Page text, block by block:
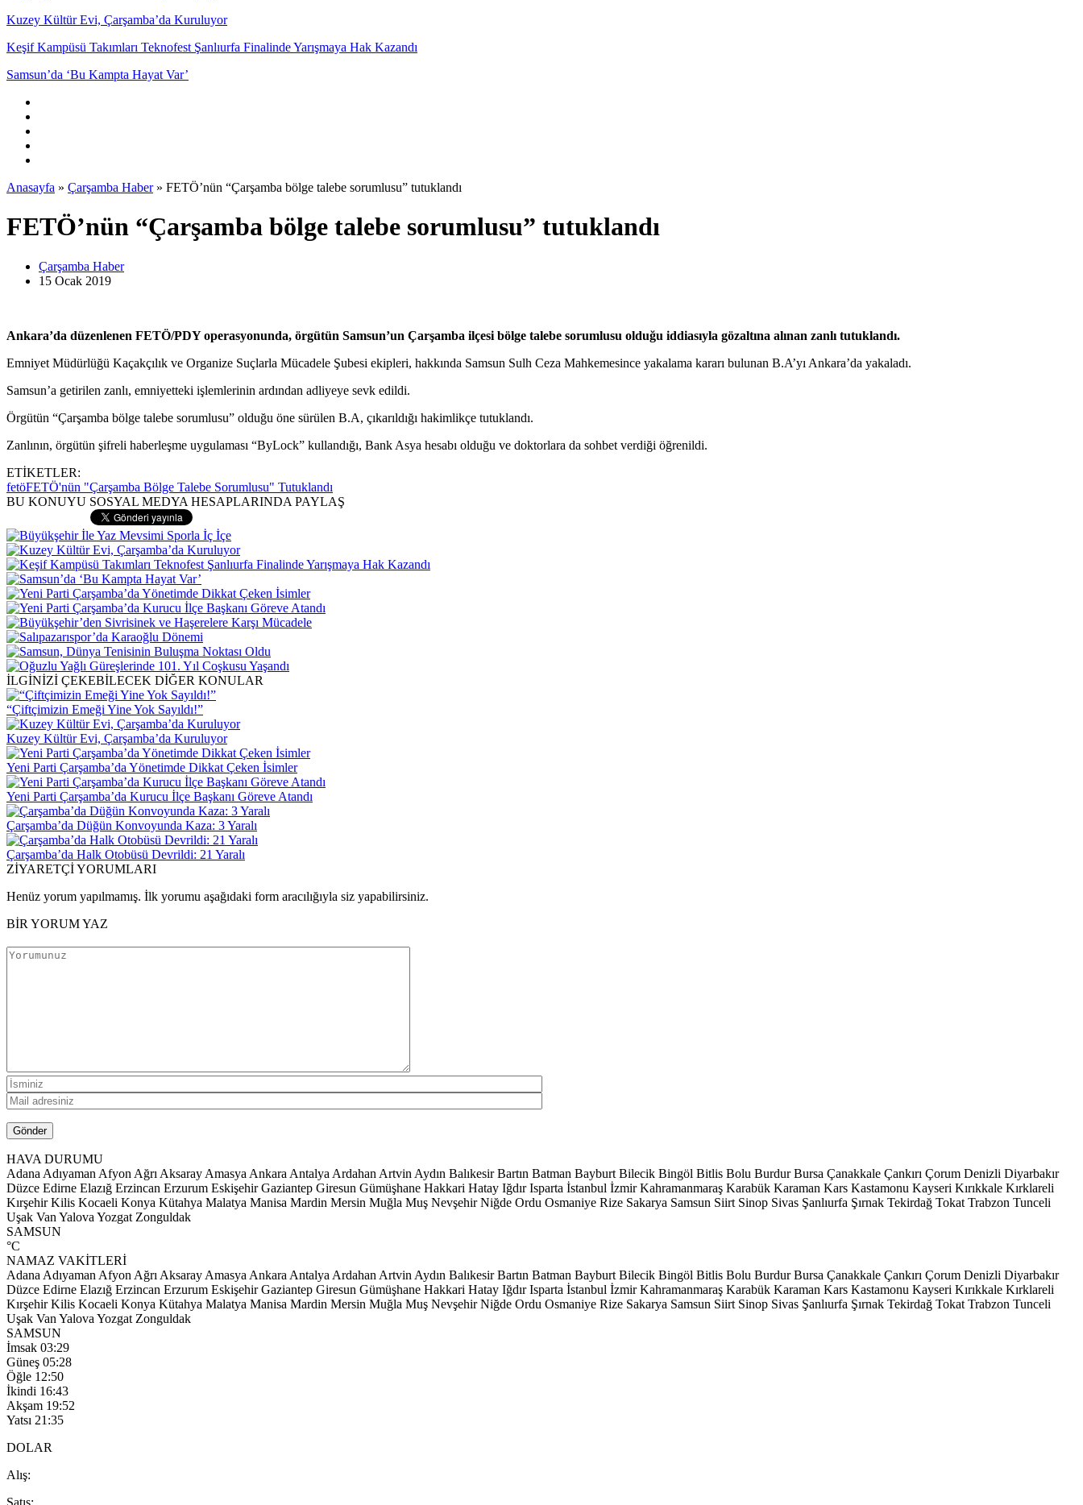
Kuzey Kültür Evi, Çarşamba’da Kuruluyor
Keşif Kampüsü Takımları Teknofest Şanlıurfa Finalinde Yarışmaya Hak Kazandı
Samsun’da ‘Bu Kampta Hayat Var’
Anasayfa » Çarşamba Haber » FETÖ’nün “Çarşamba bölge talebe sorumlusu” tutuklandı
FETÖ’nün “Çarşamba bölge talebe sorumlusu” tutuklandı
Çarşamba Haber
15 Ocak 2019
Ankara’da düzenlenen FETÖ/PDY operasyonunda, örgütün Samsun’un Çarşamba ilçesi bölge talebe sorumlusu olduğu iddiasıyla gözaltına alınan zanlı tutuklandı.
Emniyet Müdürlüğü Kaçakçılık ve Organize Suçlarla Mücadele Şubesi ekipleri, hakkında Samsun Sulh Ceza Mahkemesince yakalama kararı bulunan B.A’yı Ankara’da yakaladı.
Samsun’a getirilen zanlı, emniyetteki işlemlerinin ardından adliyeye sevk edildi.
Örgütün “Çarşamba bölge talebe sorumlusu” olduğu öne sürülen B.A, çıkarıldığı hakimlikçe tutuklandı.
Zanlının, örgütün şifreli haberleşme uygulaması “ByLock” kullandığı, Bank Asya hesabı olduğu ve doktorlara da sohbet verdiği öğrenildi.
ETİKETLER:
fetöFETÖ'nün "Çarşamba Bölge Talebe Sorumlusu" Tutuklandı
BU KONUYU SOSYAL MEDYA HESAPLARINDA PAYLAŞ
İLGİNİZİ ÇEKEBİLECEK DİĞER KONULAR
“Çiftçimizin Emeği Yine Yok Sayıldı!”
Kuzey Kültür Evi, Çarşamba’da Kuruluyor
Yeni Parti Çarşamba’da Yönetimde Dikkat Çeken İsimler
Yeni Parti Çarşamba’da Kurucu İlçe Başkanı Göreve Atandı
Çarşamba’da Düğün Konvoyunda Kaza: 3 Yaralı
Çarşamba’da Halk Otobüsü Devrildi: 21 Yaralı
ZİYARETÇİ YORUMLARI
Henüz yorum yapılmamış. İlk yorumu aşağıdaki form aracılığıyla siz yapabilirsiniz.
BİR YORUM YAZ
HAVA DURUMU
Adana Adıyaman Afyon Ağrı Aksaray Amasya Ankara Antalya Ardahan Artvin Aydın Balıkesir Bartın Batman Bayburt Bilecik Bingöl Bitlis Bolu Burdur Bursa Çanakkale Çankırı Çorum Denizli Diyarbakır
Düzce Edirne Elazığ Erzincan Erzurum Eskişehir Gaziantep Giresun Gümüşhane Hakkari Hatay Iğdır Isparta İstanbul İzmir Kahramanmaraş Karabük Karaman Kars Kastamonu Kayseri Kırıkkale Kırklareli
Kırşehir Kilis Kocaeli Konya Kütahya Malatya Manisa Mardin Mersin Muğla Muş Nevşehir Niğde Ordu Osmaniye Rize Sakarya Samsun Siirt Sinop Sivas Şanlıurfa Şırnak Tekirdağ Tokat Trabzon Tunceli
Uşak Van Yalova Yozgat Zonguldak
SAMSUN
°C
NAMAZ VAKİTLERİ
Adana Adıyaman Afyon Ağrı Aksaray Amasya Ankara Antalya Ardahan Artvin Aydın Balıkesir Bartın Batman Bayburt Bilecik Bingöl Bitlis Bolu Burdur Bursa Çanakkale Çankırı Çorum Denizli Diyarbakır
Düzce Edirne Elazığ Erzincan Erzurum Eskişehir Gaziantep Giresun Gümüşhane Hakkari Hatay Iğdır Isparta İstanbul İzmir Kahramanmaraş Karabük Karaman Kars Kastamonu Kayseri Kırıkkale Kırklareli
Kırşehir Kilis Kocaeli Konya Kütahya Malatya Manisa Mardin Mersin Muğla Muş Nevşehir Niğde Ordu Osmaniye Rize Sakarya Samsun Siirt Sinop Sivas Şanlıurfa Şırnak Tekirdağ Tokat Trabzon Tunceli
Uşak Van Yalova Yozgat Zonguldak
SAMSUN
İmsak 03:29
Güneş 05:28
Öğle 12:50
İkindi 16:43
Akşam 19:52
Yatsı 21:35
DOLAR
Alış:
Satış: